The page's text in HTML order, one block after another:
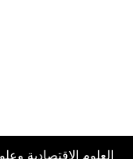
العلوم الاقتصادية